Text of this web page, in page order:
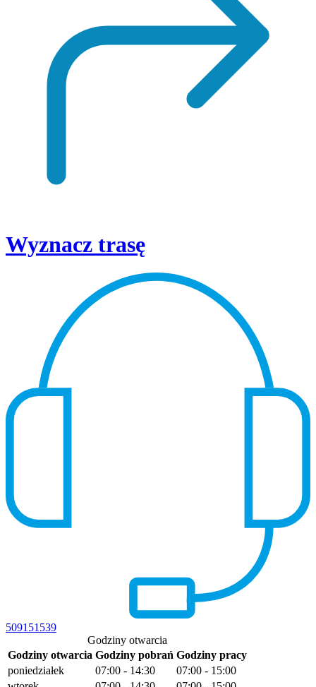
Wyznacz trasę
509151539
Godziny otwarcia
Godziny otwarcia Godziny pobrań Godziny pracy
poniedziałek
07:00 - 14:30
07:00 - 15:00